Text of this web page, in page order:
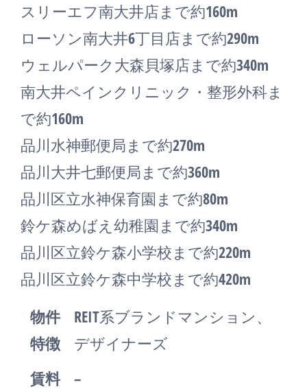
スリーエフ南大井店まで約160m
ローソン南大井6丁目店まで約290m
ウェルパーク大森貝塚店まで約340m
南大井ペインクリニック・整形外科ま
で約160m
品川水神郵便局まで約270m
品川大井七郵便局まで約360m
品川区立水神保育園まで約80m
鈴ケ森めばえ幼稚園まで約340m
品川区立鈴ケ森小学校まで約220m
品川区立鈴ケ森中学校まで約420m
物件
特徴
REIT系ブランドマンション、
デザイナーズ
賃料
–